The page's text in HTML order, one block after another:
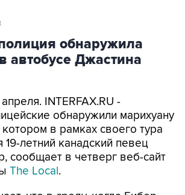
обнаружила
автобусе Джастина
INTERFAX.RU -
обнаружили марихуану
в рамках своего тура
19-летний канадский певец
сообщает в четверг веб-сайт
The Local.